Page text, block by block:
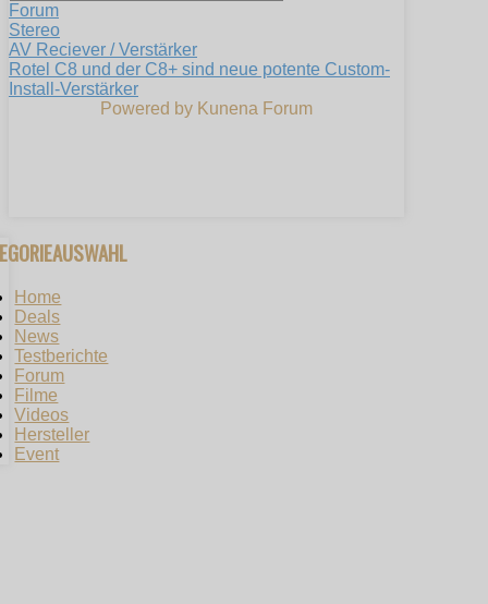
Forum
Stereo
AV Reciever / Verstärker
Rotel C8 und der C8+ sind neue potente Custom-
Install-Verstärker
Powered by Kunena Forum
Home
Deals
News
Testberichte
Forum
Filme
Videos
Hersteller
Event